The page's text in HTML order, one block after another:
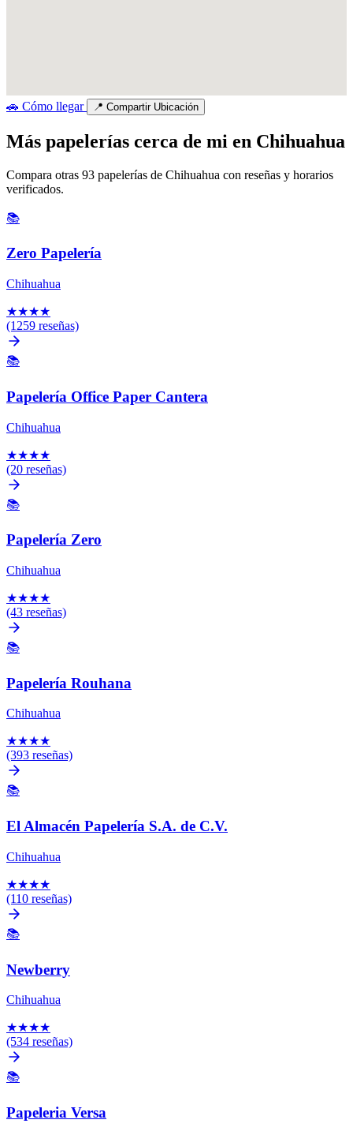
🚗 Cómo llegar 📍 Compartir Ubicación
Más papelerías cerca de mi en Chihuahua
Compara otras 93 papelerías de Chihuahua con reseñas y horarios
verificados.
📚
Zero Papelería
Chihuahua
★★★★
(1259 reseñas)
📚
Papelería Office Paper Cantera
Chihuahua
★★★★
(20 reseñas)
📚
Papelería Zero
Chihuahua
★★★★
(43 reseñas)
📚
Papelería Rouhana
Chihuahua
★★★★
(393 reseñas)
📚
El Almacén Papelería S.A. de C.V.
Chihuahua
★★★★
(110 reseñas)
📚
Newberry
Chihuahua
★★★★
(534 reseñas)
📚
Papeleria Versa